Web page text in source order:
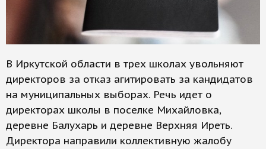
В Иркутской области в трех школах увольняют
директоров за отказ агитировать за кандидатов
на муниципальных выборах. Речь идет о
директорах школы в поселке Михайловка,
деревне Балухарь и деревне Верхняя Иреть.
Директора направили коллективную жалобу